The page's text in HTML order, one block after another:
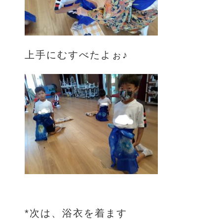
上手にむすべたよぉ♪
*次は、浴衣を着ます